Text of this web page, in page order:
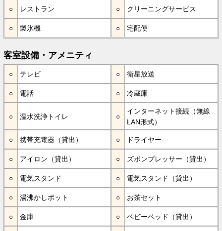
レストラン クリーニングサービス
製氷機 宅配便
客室設備・アメニティ
テレビ 衛星放送
電話 冷蔵庫
温水洗浄トイレ
インターネット接続（無線
LAN形式）
携帯充電器（貸出） ドライヤー
アイロン（貸出） ズボンプレッサー（貸出）
電気スタンド 電気スタンド（貸出）
湯沸かしポット お茶セット
金庫 ベビーベッド（貸出）